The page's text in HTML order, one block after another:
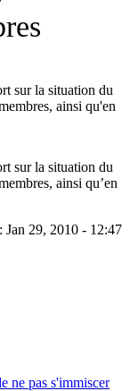
sur la situation du
ainsi qu'en
sur la situation du
ainsi qu’en
Jan 29, 2010 - 12:47
ne pas s'immiscer